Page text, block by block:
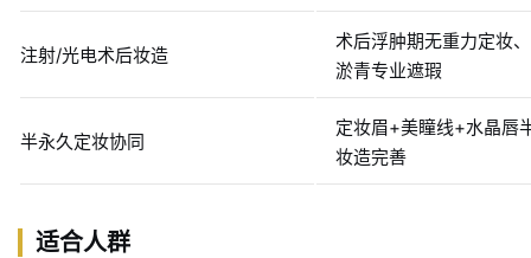
注射/光电术后妆造
术后浮肿期无重力定妆
淤青专业遮瑕
半永久定妆协同
定妆眉+美瞳线+水晶唇
妆造完善
适合人群